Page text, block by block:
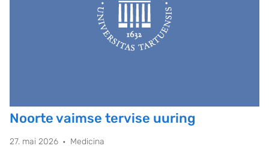
Noorte vaimse tervise uuring
27. mai 2026 Medicina